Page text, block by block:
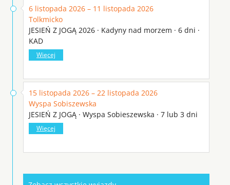
6 listopada 2026 – 11 listopada 2026
Tolkmicko
JESIEŃ Z JOGĄ 2026 · Kadyny nad morzem · 6 dni ·
KAD
Więcej
15 listopada 2026 – 22 listopada 2026
Wyspa Sobiszewska
JESIEŃ Z JOGĄ · Wyspa Sobieszewska · 7 lub 3 dni
Więcej